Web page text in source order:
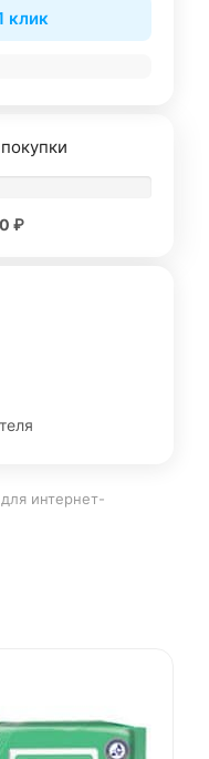
клик
₽
интернет-